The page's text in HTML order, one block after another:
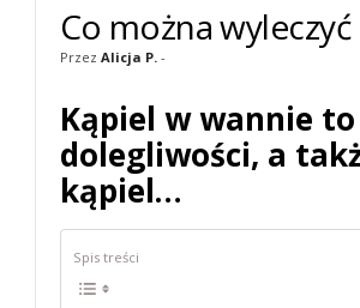
Co można
Przez Alicja P.-
Kąpiel w wannie
dolegliwości, a
kąpiel…
Spis treści